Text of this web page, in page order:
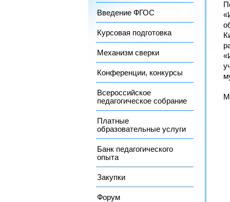
Введение ФГОС
Курсовая подготовка
Механизм сверки
Конференции, конкурсы
Всероссийское
педагогическое собрание
Платные
образовательные услуги
Банк педагогического
опыта
Закупки
Форум